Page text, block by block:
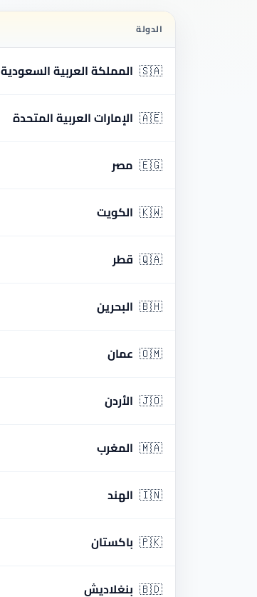
الدولة
🇸🇦 المملكة العربية السعودية
🇦🇪 الإمارات العربية المتحدة
🇪🇬 مصر
🇰🇼 الكويت
🇶🇦 قطر
🇧🇭 البحرين
🇴🇲 عمان
🇯🇴 الأردن
🇲🇦 المغرب
🇮🇳 الهند
🇵🇰 باكستان
🇧🇩 بنغلاديش